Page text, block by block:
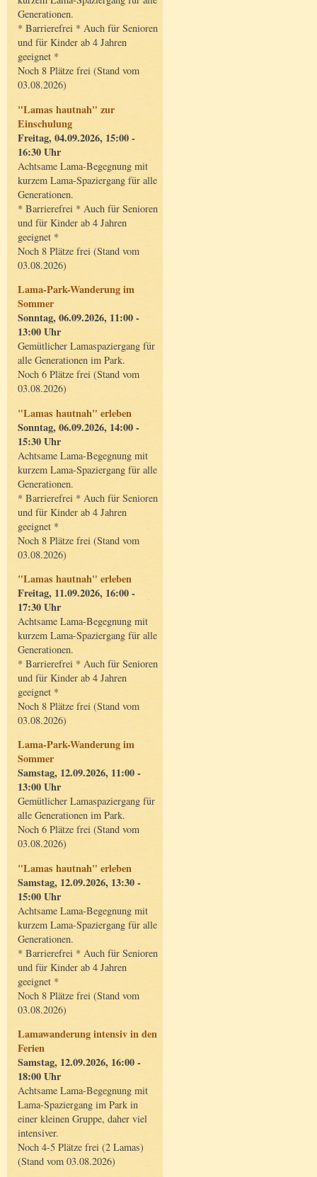
Generationen.
* Barrierefrei * Auch für Senioren
und für Kinder ab 4 Jahren
geeignet *
Noch 8 Plätze frei (Stand vom
03.08.2026)
"Lamas hautnah" zur
Einschulung
Freitag, 04.09.2026, 15:00 -
16:30 Uhr
Achtsame Lama-Begegnung mit
kurzem Lama-Spaziergang für alle
Generationen.
* Barrierefrei * Auch für Senioren
und für Kinder ab 4 Jahren
geeignet *
Noch 8 Plätze frei (Stand vom
03.08.2026)
Lama-Park-Wanderung im
Sommer
Sonntag, 06.09.2026, 11:00 -
13:00 Uhr
Gemütlicher Lamaspaziergang für
alle Generationen im Park.
Noch 6 Plätze frei (Stand vom
03.08.2026)
"Lamas hautnah" erleben
Sonntag, 06.09.2026, 14:00 -
15:30 Uhr
Achtsame Lama-Begegnung mit
kurzem Lama-Spaziergang für alle
Generationen.
* Barrierefrei * Auch für Senioren
und für Kinder ab 4 Jahren
geeignet *
Noch 8 Plätze frei (Stand vom
03.08.2026)
"Lamas hautnah" erleben
Freitag, 11.09.2026, 16:00 -
17:30 Uhr
Achtsame Lama-Begegnung mit
kurzem Lama-Spaziergang für alle
Generationen.
* Barrierefrei * Auch für Senioren
und für Kinder ab 4 Jahren
geeignet *
Noch 8 Plätze frei (Stand vom
03.08.2026)
Lama-Park-Wanderung im
Sommer
Samstag, 12.09.2026, 11:00 -
13:00 Uhr
Gemütlicher Lamaspaziergang für
alle Generationen im Park.
Noch 6 Plätze frei (Stand vom
03.08.2026)
"Lamas hautnah" erleben
Samstag, 12.09.2026, 13:30 -
15:00 Uhr
Achtsame Lama-Begegnung mit
kurzem Lama-Spaziergang für alle
Generationen.
* Barrierefrei * Auch für Senioren
und für Kinder ab 4 Jahren
geeignet *
Noch 8 Plätze frei (Stand vom
03.08.2026)
Lamawanderung intensiv in den
Ferien
Samstag, 12.09.2026, 16:00 -
18:00 Uhr
Achtsame Lama-Begegnung mit
Lama-Spaziergang im Park in
einer kleinen Gruppe, daher viel
intensiver.
Noch 4-5 Plätze frei (2 Lamas)
(Stand vom 03.08.2026)